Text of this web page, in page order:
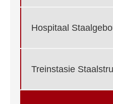
Hospitaal
Treinstasie